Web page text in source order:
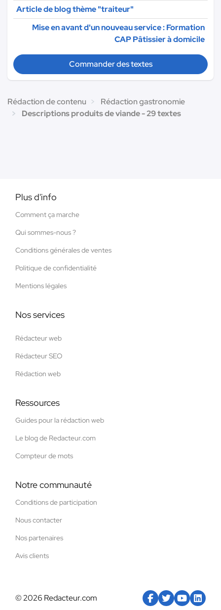
Article de blog thème "traiteur"
Mise en avant d'un nouveau service : Formation
CAP Pâtissier à domicile
Commander des textes
Rédaction de contenu
Rédaction gastronomie
Descriptions produits de viande - 29 textes
Plus d'info
Comment ça marche
Qui sommes-nous ?
Conditions générales de ventes
Politique de confidentialité
Mentions légales
Nos services
Rédacteur web
Rédacteur SEO
Rédaction web
Ressources
Guides pour la rédaction web
Le blog de Redacteur.com
Compteur de mots
Notre communauté
Conditions de participation
Nous contacter
Nos partenaires
Avis clients
© 2026 Redacteur.com